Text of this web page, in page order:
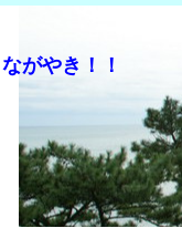
がやき！！